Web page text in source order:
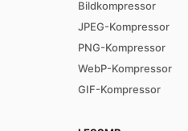
Bildkompressor
JPEG-Kompressor
PNG-Kompressor
WebP-Kompressor
GIF-Kompressor